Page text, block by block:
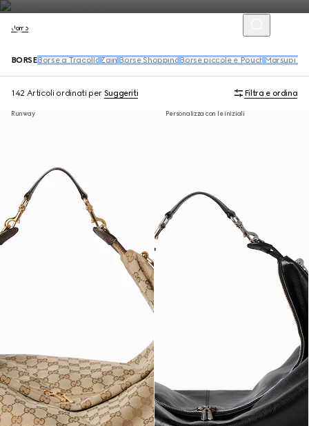
Uomo
BORSE Borse a Tracolla Zaini Borse Shopping Borse piccole e Pouch Marsupi e
142 Articoli ordinati per Suggeriti Filtra e ordina
Runway Personalizza con le iniziali